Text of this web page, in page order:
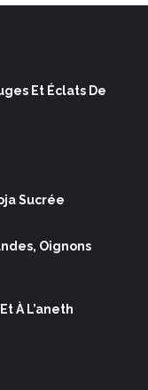
Et Éclats De
Sucrée
Oignons
À L’aneth